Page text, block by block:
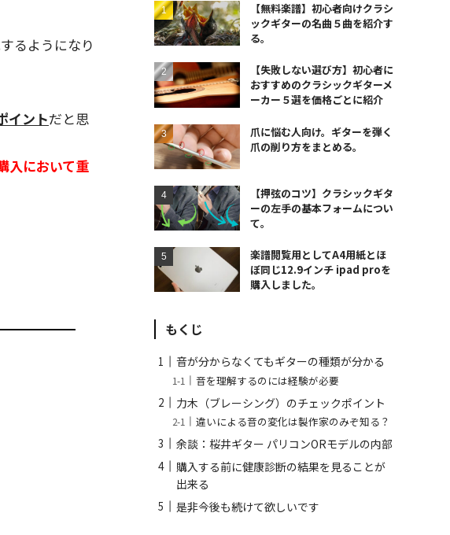
るようになり
イントだと思
入において重
【無料楽譜】初心者向けクラシ
ックギターの名曲５曲を紹介す
る。
【失敗しない選び方】初心者に
おすすめのクラシックギターメ
ーカー５選を価格ごとに紹介
爪に悩む人向け。ギターを弾く
爪の削り方をまとめる。
【押弦のコツ】クラシックギタ
ーの左手の基本フォームについ
て。
楽譜閲覧用としてA4用紙とほ
ぼ同じ12.9インチ ipad proを
購入しました。
もくじ
音が分からなくてもギターの種類が分かる
音を理解するのには経験が必要
力木（ブレーシング）のチェックポイント
違いによる音の変化は製作家のみぞ知る？
余談：桜井ギター パリコンORモデルの内部
購入する前に健康診断の結果を見ることが
出来る
是非今後も続けて欲しいです